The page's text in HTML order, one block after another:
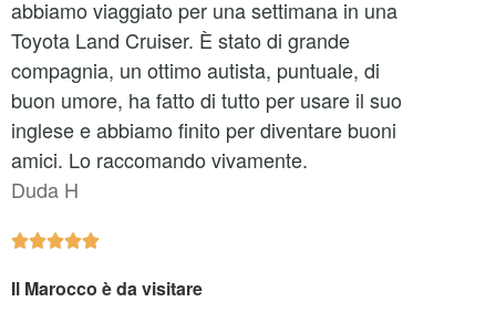
abbiamo viaggiato per una settimana in una
Toyota Land Cruiser. È stato di grande
compagnia, un ottimo autista, puntuale, di
buon umore, ha fatto di tutto per usare il suo
inglese e abbiamo finito per diventare buoni
amici. Lo raccomando vivamente.
Duda H

Il Marocco è da visitare